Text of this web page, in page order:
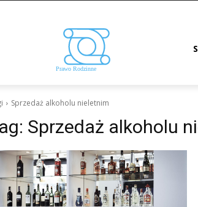
Sprzedaż alkoholu nieletnim
Sprzedaż alkoholu